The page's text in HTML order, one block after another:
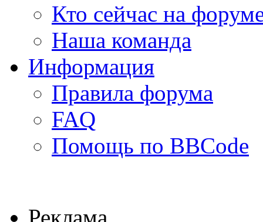
Кто сейчас на
Наша команда
Информация
Правила форума
FAQ
Помощь по BBCode
Реклама